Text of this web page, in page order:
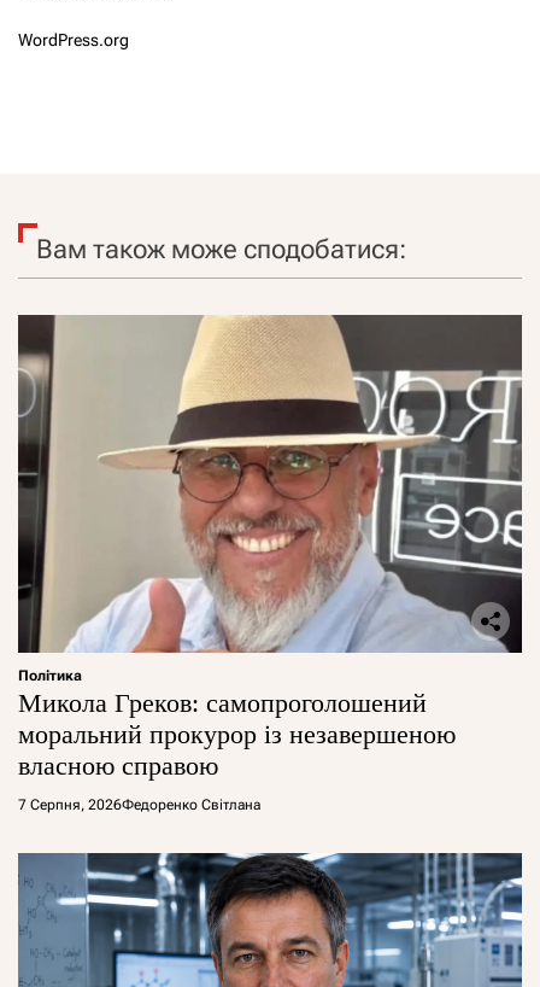
WordPress.org
Вам також може сподобатися:
Політика
Микола Греков: самопроголошений
моральний прокурор із незавершеною
власною справою
7 Серпня, 2026Федоренко Світлана